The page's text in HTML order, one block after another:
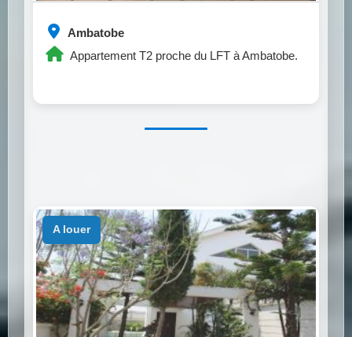
Ambatobe
Appartement T2 proche du LFT à Ambatobe.
a louer